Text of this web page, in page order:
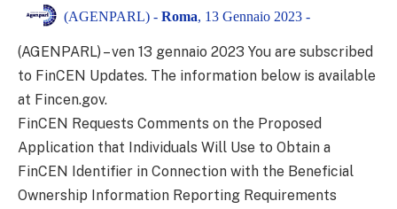
(AGENPARL) - Roma, 13 Gennaio 2023 -
(AGENPARL) – ven 13 gennaio 2023 You are subscribed
to FinCEN Updates. The information below is available
at Fincen.gov.
FinCEN Requests Comments on the Proposed
Application that Individuals Will Use to Obtain a
FinCEN Identifier in Connection with the Beneficial
Ownership Information Reporting Requirements